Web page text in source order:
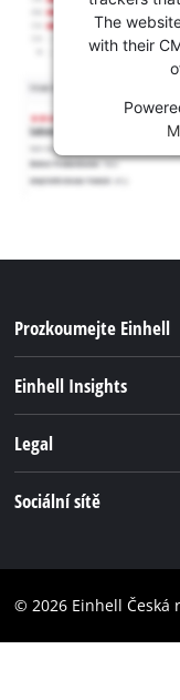
The
with their
Prozkoumejte Einhell
Systém akumulátorů
Einhell Insights
Legal
Prohlášení o
Sociální sítě
Instagram
© 2026 Einhell Česká